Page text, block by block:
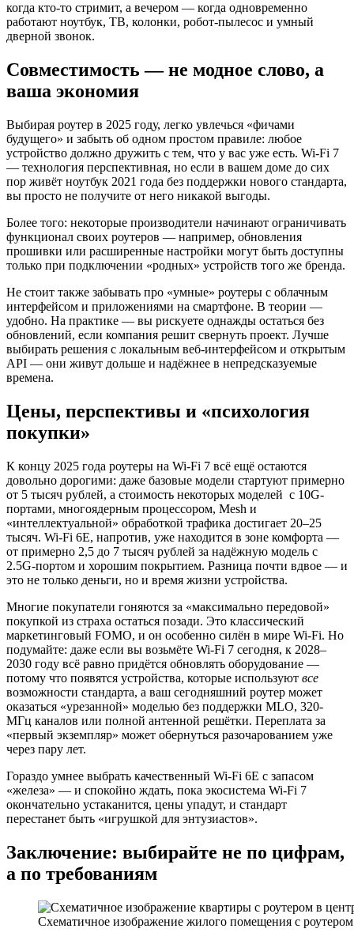
когда кто-то стримит, а вечером — когда одновременно
работают ноутбук, ТВ, колонки, робот-пылесос и умный
дверной звонок.
Совместимость — не модное слово, а
ваша экономия
Выбирая роутер в 2025 году, легко увлечься «фичами
будущего» и забыть об одном простом правиле: любое
устройство должно дружить с тем, что у вас уже есть. Wi-Fi 7
— технология перспективная, но если в вашем доме до сих
пор живёт ноутбук 2021 года без поддержки нового стандарта,
вы просто не получите от него никакой выгоды.
Более того: некоторые производители начинают ограничивать
функционал своих роутеров — например, обновления
прошивки или расширенные настройки могут быть доступны
только при подключении «родных» устройств того же бренда.
Не стоит также забывать про «умные» роутеры с облачным
интерфейсом и приложениями на смартфоне. В теории —
удобно. На практике — вы рискуете однажды остаться без
обновлений, если компания решит свернуть проект. Лучше
выбирать решения с локальным веб-интерфейсом и открытым
API — они живут дольше и надёжнее в непредсказуемые
времена.
Цены, перспективы и «психология
покупки»
К концу 2025 года роутеры на Wi-Fi 7 всё ещё остаются
довольно дорогими: даже базовые модели стартуют примерно
от 5 тысяч рублей, а стоимость некоторых моделей с 10G-
портами, многоядерным процессором, Mesh и
«интеллектуальной» обработкой трафика достигает 20–25
тысяч. Wi-Fi 6E, напротив, уже находится в зоне комфорта —
от примерно 2,5 до 7 тысяч рублей за надёжную модель с
2.5G-портом и хорошим покрытием. Разница почти вдвое — и
это не только деньги, но и время жизни устройства.
Многие покупатели гоняются за «максимально передовой»
покупкой из страха остаться позади. Это классический
маркетинговый FOMO, и он особенно силён в мире Wi-Fi. Но
подумайте: даже если вы возьмёте Wi-Fi 7 сегодня, к 2028–
2030 году всё равно придётся обновлять оборудование —
потому что появятся устройства, которые используют все
возможности стандарта, а ваш сегодняшний роутер может
оказаться «урезанной» моделью без поддержки MLO, 320-
МГц каналов или полной антенной решётки. Переплата за
«первый экземпляр» может обернуться разочарованием уже
через пару лет.
Гораздо умнее выбрать качественный Wi-Fi 6E с запасом
«железа» — и спокойно ждать, пока экосистема Wi-Fi 7
окончательно устаканится, цены упадут, и стандарт
перестанет быть «игрушкой для энтузиастов».
Заключение: выбирайте не по цифрам,
а по требованиям
Схематичное изображение жилого помещения с